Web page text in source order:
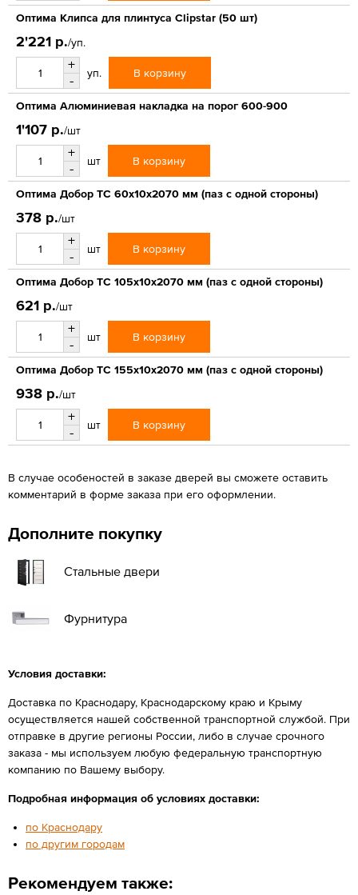
Оптима Клипса для плинтуса Clipstar (50 шт)
2'221 р./уп.
+
-
уп. В корзину
Оптима Алюминиевая накладка на порог 600-900
1'107 р./шт
+
-
шт В корзину
Оптима Добор ТС 60х10х2070 мм (паз с одной стороны)
378 р./шт
+
-
шт В корзину
Оптима Добор ТС 105х10х2070 мм (паз с одной стороны)
621 р./шт
+
-
шт В корзину
Оптима Добор ТС 155х10х2070 мм (паз с одной стороны)
938 р./шт
+
-
шт В корзину
В случае особеностей в заказе дверей вы сможете оставить
комментарий в форме заказа при его оформлении.
Дополните покупку
Стальные двери
Фурнитура
Условия доставки:
Доставка по Краснодару, Краснодарскому краю и Крыму
осуществляется нашей собственной транспортной службой. При
отправке в другие регионы России, либо в случае срочного
заказа - мы используем любую федеральную транспортную
компанию по Вашему выбору.
Подробная информация об условиях доставки:
по Краснодару
по другим городам
Рекомендуем также: